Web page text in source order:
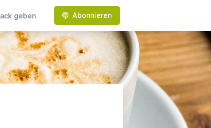
geben Abonnieren